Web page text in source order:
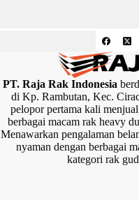
PT. Raja Rak Indonesia
di Kp. Rambutan, Kec.
pelopor pertama kali
berbagai macam rak heavy
Menawarkan pengalaman
nyaman dengan berbagai
kategori rak